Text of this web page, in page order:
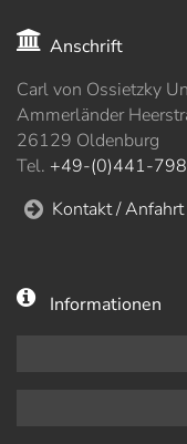
Anschrift
Carl von Ossietzky
Ammerländer
26129 Oldenburg
Tel. +49-(0)441-
Kontakt /
Informationen